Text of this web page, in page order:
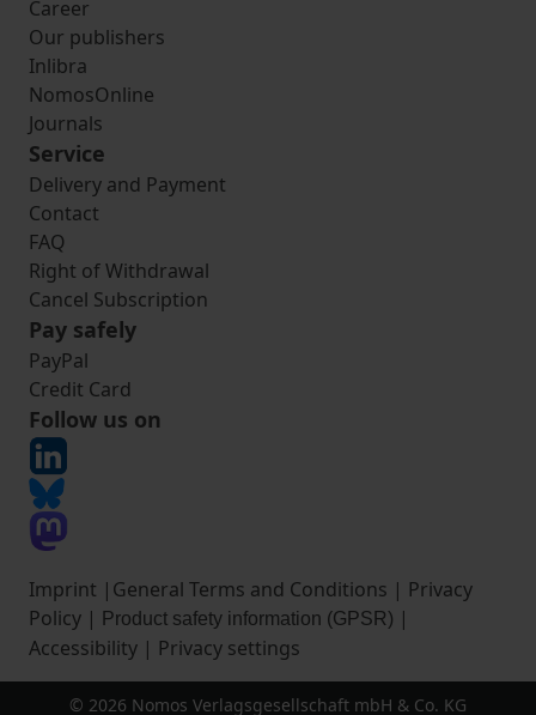
Career
Our publishers
Inlibra
NomosOnline
Journals
Service
Delivery and Payment
Contact
FAQ
Right of Withdrawal
Cancel Subscription
Pay safely
PayPal
Credit Card
Follow us on
Imprint | General Terms and Conditions | Privacy
Policy | Product safety information (GPSR) |
Accessibility | Privacy settings
© 2026 Nomos Verlagsgesellschaft mbH & Co. KG